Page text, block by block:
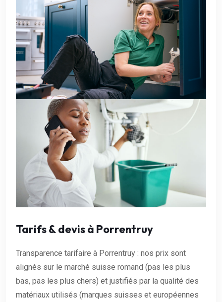
Tarifs & devis à Porrentruy
Transparence tarifaire à Porrentruy : nos prix sont
alignés sur le marché suisse romand (pas les plus
bas, pas les plus chers) et justifiés par la qualité des
matériaux utilisés (marques suisses et européennes